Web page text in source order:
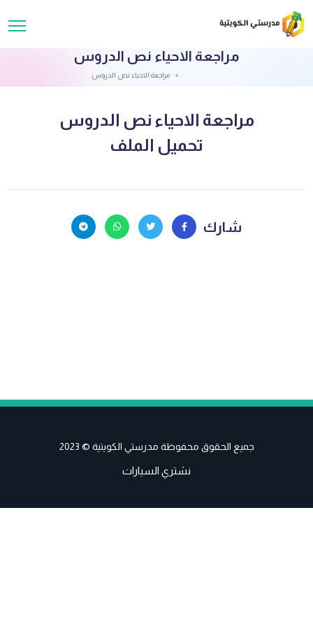
مراجعة الاحياء نص الدروس
مراجعة الاحياء نص الدروس
مراجعة الاحياء نص الدروس
تحميل الملف
شارك
جميع الحقوق محفوظة مدرستي الكويتية © 2023
نشتري السيارات